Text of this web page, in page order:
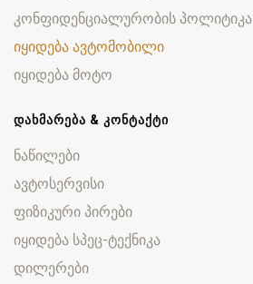
კონფიდენციალურობის პოლიტიკა
იყიდება ავტომობილი
იყიდება მოტო
ᲓᲐᲮᲛᲐᲠᲔᲑᲐ & ᲙᲝᲜᲢᲐᲥᲢᲘ
ნაწილები
ავტოსერვისი
ფიზიკური პირები
იყიდება სპეც-ტექნიკა
დილერები